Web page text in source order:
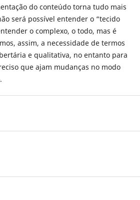
do conteúdo torna tudo mais
será possível entender o “tecido
o complexo, o todo, mas é
assim, a necessidade de termos
e qualitativa, no entanto para
que ajam mudanças no modo